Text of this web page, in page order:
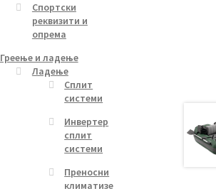
Спортски
реквизити и
опрема
Греење и ладење
Ладење
Сплит
системи
Инвертер
сплит
системи
Преносни
климатизе